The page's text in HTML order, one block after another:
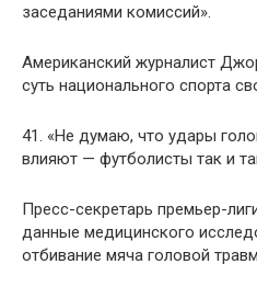
заседаниями комиссий».
Американский журналист
суть национального спорта
41. «Не думаю, что удары
влияют — футболисты так и
Пресс-секретарь премьер-
данные медицинского
отбивание мяча головой